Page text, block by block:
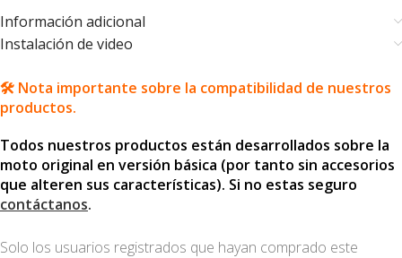
Información adicional
Instalación de video
🛠️ Nota importante sobre la compatibilidad de nuestros
productos.
Todos nuestros productos están desarrollados sobre la
moto original en versión básica (por tanto sin accesorios
que alteren sus características). Si no estas seguro
contáctanos.
Solo los usuarios registrados que hayan comprado este